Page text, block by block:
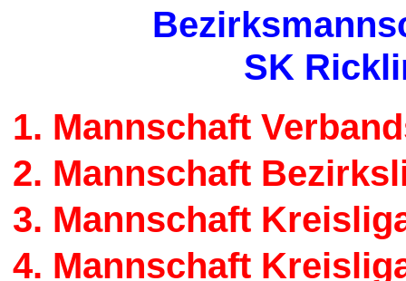
SK
1. Mannschaft
2. Mannschaft
3. Mannschaft
4. Mannschaft